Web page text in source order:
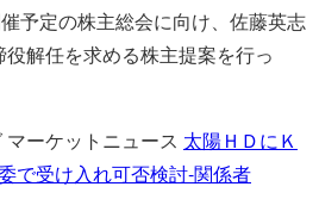
予定の株主総会に向け、佐藤英志
解任を求める株主提案を行っ
ーケットニュース 太陽ＨＤにＫ
で受け入れ可否検討-関係者